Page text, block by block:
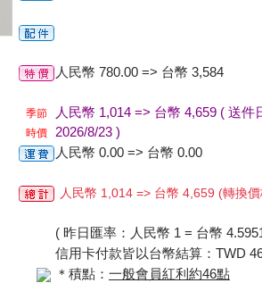
人民幣 780.00 => 台幣 3,584
季節
時價
人民幣 1,014 => 台幣 4,659 ( 送件
2026/8/23 )
人民幣 0.00 => 台幣 0.00
人民幣 1,014 => 台幣 4,659 (轉換
( 昨日匯率：人民幣 1 = 台幣
信用卡付款皆以台幣結算：TWD
＊積點： 一般會員紅利約46點